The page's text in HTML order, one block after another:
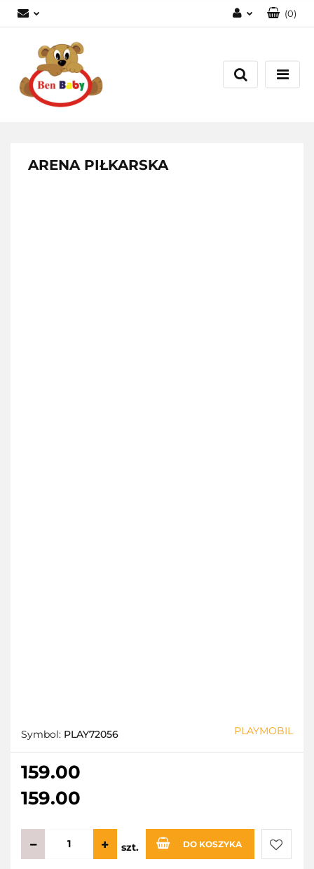
Zarejestruj się
Dodaj zgłoszenie
(0)
ARENA PIŁKARSKA
Symbol: PLAY72056 PLAYMOBIL
159.00
159.00
szt. DO KOSZYKA